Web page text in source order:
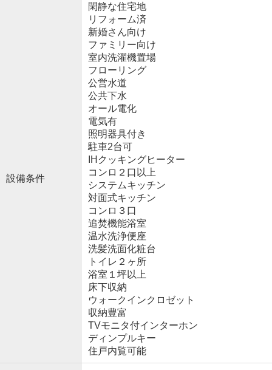
設備条件
閑静な住宅地
リフォーム済
新婚さん向け
ファミリー向け
室内洗濯機置場
フローリング
公営水道
公共下水
オール電化
電気有
照明器具付き
駐車2台可
IHクッキングヒーター
コンロ２口以上
システムキッチン
対面式キッチン
コンロ３口
追焚機能浴室
温水洗浄便座
洗髪洗面化粧台
トイレ２ヶ所
浴室１坪以上
床下収納
ウォークインクロゼット
収納豊富
TVモニタ付インターホン
ディンプルキー
住戸内覧可能